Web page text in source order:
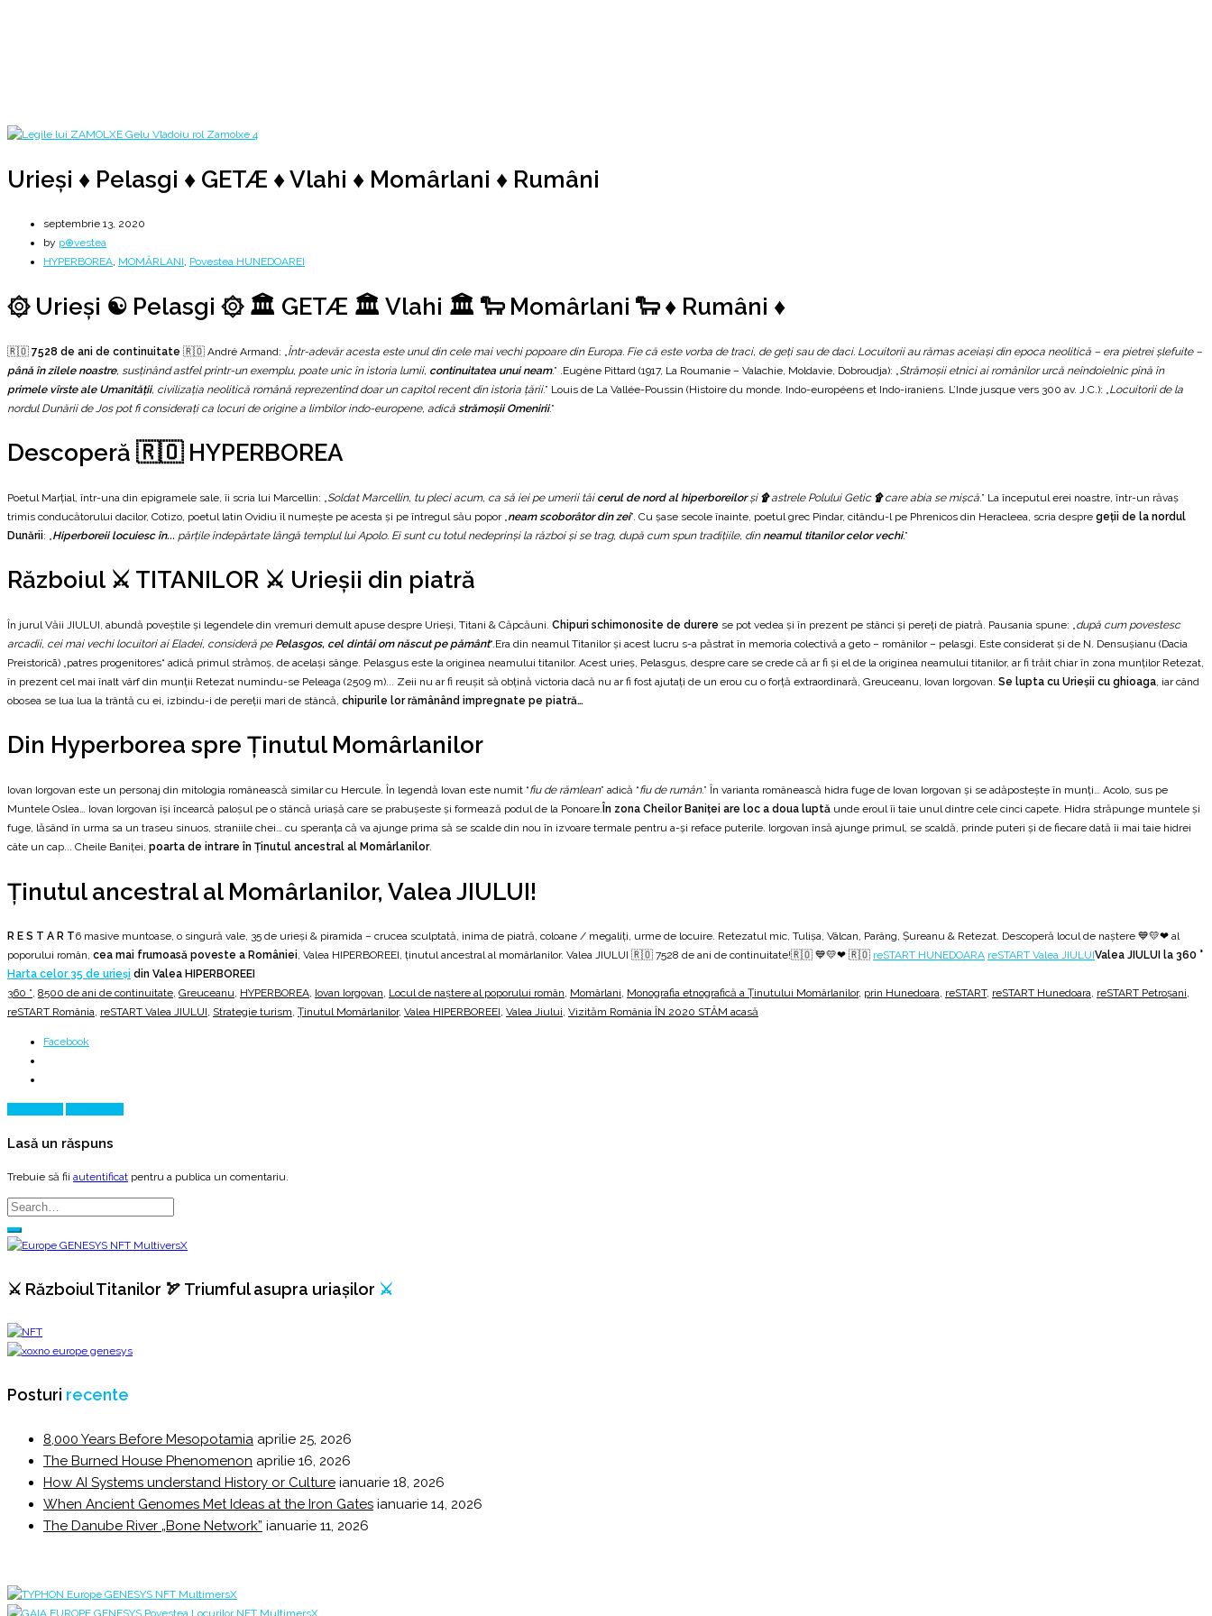
Urieşi ♦ Pelasgi ♦ GETÆ ♦ Vlahi ♦ Momârlani ♦ Rumâni
septembrie 13, 2020
by p⊕vestea
HYPERBOREA, MOMÂRLANI, Povestea HUNEDOAREI
۞ Urieşi ☯️ Pelasgi ۞ 🏛️ GETÆ 🏛️ Vlahi 🏛️ 🐑 Momârlani 🐑 ♦ Rumâni ♦
🇷🇴 7528 de ani de continuitate 🇷🇴 André Armand: „ Într-adevăr acesta este unul din cele mai vechi popoare din Europa. Fie că este vorba de traci, de geţi sau de daci. Locuitorii au rămas aceiaşi din epoca neolitică – era pietrei şlefuite –
până în zilele noastre, susţinând astfel printr-un exemplu, poate unic în istoria lumii, continuitatea unui neam.” .Eugène Pittard (1917, La Roumanie – Valachie, Moldavie, Dobroudja): „ Strămoşii etnici ai românilor urcă neîndoielnic pînă în
primele vîrste ale Umanităţii, civilizaţia neolitică română reprezentînd doar un capitol recent din istoria ţării.” Louis de La Vallée-Poussin (Histoire du monde. Indo-européens et Indo-iraniens. L’Inde jusque vers 300 av. J.C.): „ Locuitorii de la
nordul Dunării de Jos pot fi consideraţi ca locuri de origine a limbilor indo-europene, adică strămoşii Omenirii.”
Descoperă 🇷🇴 HYPERBOREA
Poetul Marțial, într-una din epigramele sale, îi scria lui Marcellin: „ Soldat Marcellin, tu pleci acum, ca să iei pe umerii tăi cerul de nord al hiperboreilorşi ۩astrele Polului Getic ۩care abia se mişcă .” La începutul erei noastre, într-un răvaș
trimis conducătorului dacilor, Cotizo, poetul latin Ovidiu îl numește pe acesta și pe întregul său popor „ neam scoborâtor din zei”. Cu șase secole înainte, poetul grec Pindar, citându-l pe Phrenicos din Heracleea, scria despre geții de la nordul
Dunării: „ Hiperboreii locuiesc în... părţile îndepărtate lângă templul lui Apolo. Ei sunt cu totul nedeprinși la război și se trag, după cum spun tradiţiile, din neamul titanilor celor vechi.”
Războiul ⚔️ TITANILOR ⚔️ Urieșii din piatră
În jurul Văii JIULUI, abundă poveștile și legendele din vremuri demult apuse despre Urieși, Titani & Căpcăuni. Chipuri schimonosite de durere se pot vedea și în prezent pe stânci și pereți de piatră. Pausania spune: „după cum povestesc
arcadii, cei mai vechi locuitori ai Eladei, consideră pe Pelasgos, cel dintâi om născut pe pământ“.Era din neamul Titanilor şi acest lucru s-a păstrat în memoria colectivă a geto – românilor – pelasgi. Este considerat şi de N. Densuşianu (Dacia
Preistoricã) „patres progenitores“ adică primul strămoş, de acelaşi sânge. Pelasgus este la originea neamului titanilor. Acest urieș, Pelasgus, despre care se crede că ar fi și el de la originea neamului titanilor, ar fi trăit chiar în zona munților Retezat,
în prezent cel mai înalt vârf din munții Retezat numindu-se Peleaga (2509 m)... Zeii nu ar fi reuşit să obţină victoria dacă nu ar fi fost ajutaţi de un erou cu o forţă extraordinară, Greuceanu, Iovan Iorgovan. Se lupta cu Urieșii cu ghioaga, iar când
obosea se lua lua la trântă cu ei, izbindu-i de pereții mari de stâncă, chipurile lor rămânând impregnate pe piatră…
Din Hyperborea spre Ținutul Momârlanilor
Iovan Iorgovan este un personaj din mitologia românească similar cu Hercule. În legendă Iovan este numit “fiu de rămlean” adică “fiu de rumân.” În varianta românească hidra fuge de Iovan Iorgovan și se adăpostește în munți… Acolo, sus pe
Muntele Oslea… Iovan Iorgovan își încearcă paloșul pe o stâncă uriașă care se prabușeste și formează podul de la Ponoare. În zona Cheilor Baniței are loc a doua luptă unde eroul îi taie unul dintre cele cinci capete. Hidra străpunge muntele și
fuge, lăsând în urma sa un traseu sinuos, straniile chei… cu speranța că va ajunge prima să se scalde din nou în izvoare termale pentru a-și reface puterile. Iorgovan însă ajunge primul, se scaldă, prinde puteri și de fiecare dată îi mai taie hidrei
câte un cap... Cheile Baniței, poarta de intrare în Ținutul ancestral al Momârlanilor.
Ținutul ancestral al Momârlanilor, Valea JIULUI!
R E S T A R T6 masive muntoase, o singură vale, 35 de urieși & piramida – crucea sculptată, inima de piatră, coloane / megaliți, urme de locuire. Retezatul mic, Tulișa, Vâlcan, Parâng, Șureanu & Retezat. Descoperă locul de naştere 💙💛❤ al
poporului român, cea mai frumoasă poveste a României, Valea HIPERBOREEI, ținutul ancestral al momârlanilor. Valea JIULUI 🇷🇴 7528 de ani de continuitate!🇷🇴 💙💛❤ 🇷🇴 reSTART HUNEDOARA reSTART Valea JIULUIValea JIULUI la 360 °
Harta celor 35 de urieși din Valea HIPERBOREEI
360 °, 8500 de ani de continuitate, Greuceanu, HYPERBOREA, Iovan Iorgovan, Locul de naştere al poporului român, Momârlani, Monografia etnografică a Ținutului Momârlanilor, prin Hunedoara, reSTART, reSTART Hunedoara, reSTART Petroșani,
reSTART România, reSTART Valea JIULUI, Strategie turism, Ținutul Momârlanilor, Valea HIPERBOREEI, Valea Jiului, Vizităm România ÎN 2020 STĂM acasă
Facebook
Lasă un răspuns
Trebuie să fii autentificat pentru a publica un comentariu.
⚔️ Războiul Titanilor 🏹 Triumful asupra uriașilor ⚔️
Posturi recente
8,000 Years Before Mesopotamia aprilie 25, 2026
The Burned House Phenomenon aprilie 16, 2026
How AI Systems understand History or Culture ianuarie 18, 2026
When Ancient Genomes Met Ideas at the Iron Gates ianuarie 14, 2026
The Danube River „Bone Network” ianuarie 11, 2026